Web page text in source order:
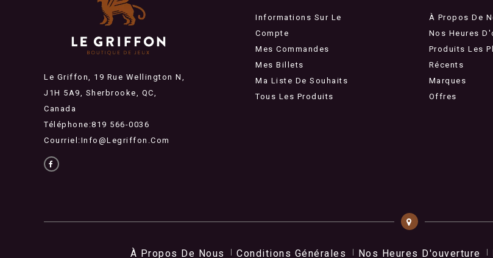
Le Griffon, 19 Rue Wellington N,
J1H 5A9, Sherbrooke, QC,
Canada
Téléphone:819 566-0036
Courriel:Info@legriffon.com
Informations Sur Le
Compte
Mes Commandes
Mes Billets
Ma Liste De Souhaits
Tous Les Produits
À Propos De
Nos Heures
Produits Les
Récents
Marques
Offres
À Propos De Nous Conditions Générales Nos Heures D'ouverture